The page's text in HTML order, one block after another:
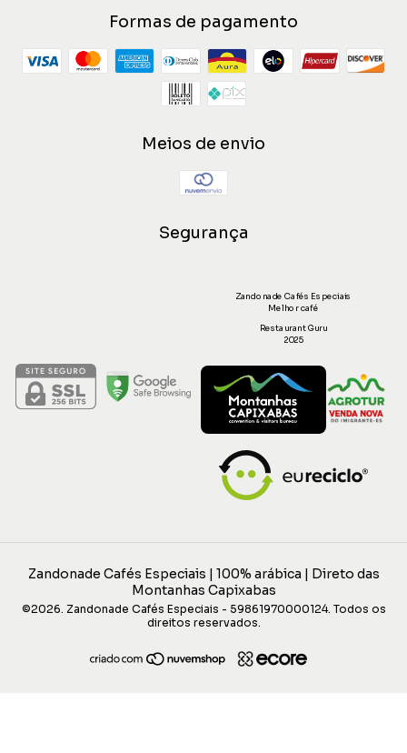
Formas de pagamento
Meios de envio
Segurança
Zandonade Cafés Especiais
Melhor café
Restaurant Guru
2025
Zandonade Cafés Especiais | 100% arábica | Direto das
Montanhas Capixabas
©2026. Zandonade Cafés Especiais - 59861970000124. Todos os
direitos reservados.